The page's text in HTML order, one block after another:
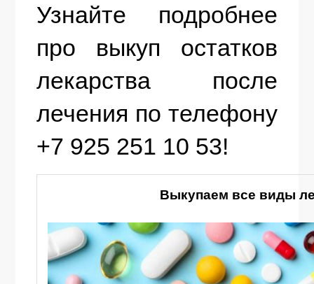
Узнайте подробнее
про выкуп остатков
лекарства после
лечения по телефону
+7 925 251 10 53!
Выкупаем все виды